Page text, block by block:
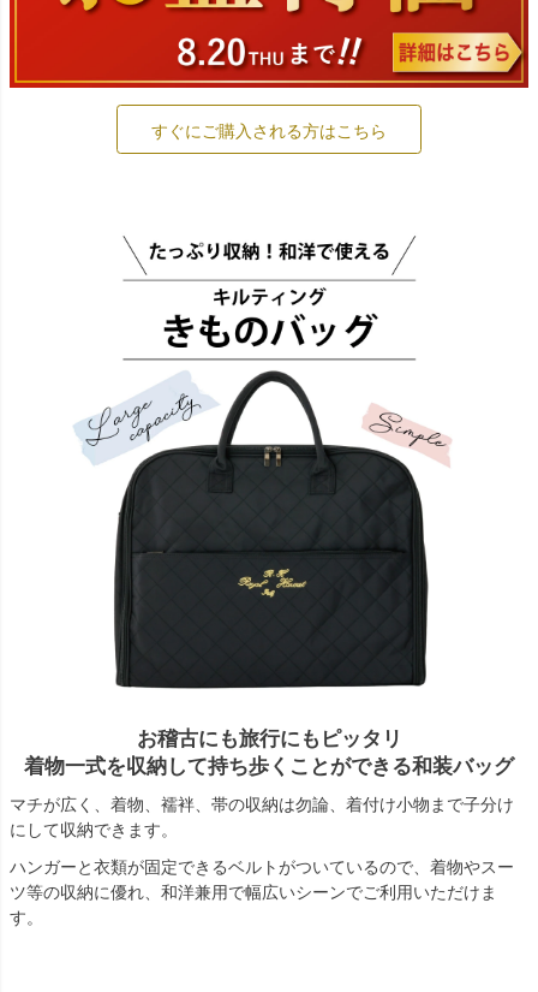
すぐにご購入される方はこちら
お稽古にも旅行にもピッタリ
着物一式を収納して持ち歩くことができる和装バッグ
マチが広く、着物、襦袢、帯の収納は勿論、着付け小物まで子分け
にして収納できます。
ハンガーと衣類が固定できるベルトがついているので、着物やスー
ツ等の収納に優れ、和洋兼用で幅広いシーンでご利用いただけま
す。